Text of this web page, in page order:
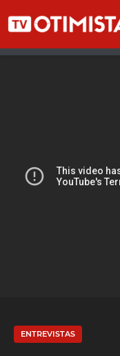
ENTREVISTAS